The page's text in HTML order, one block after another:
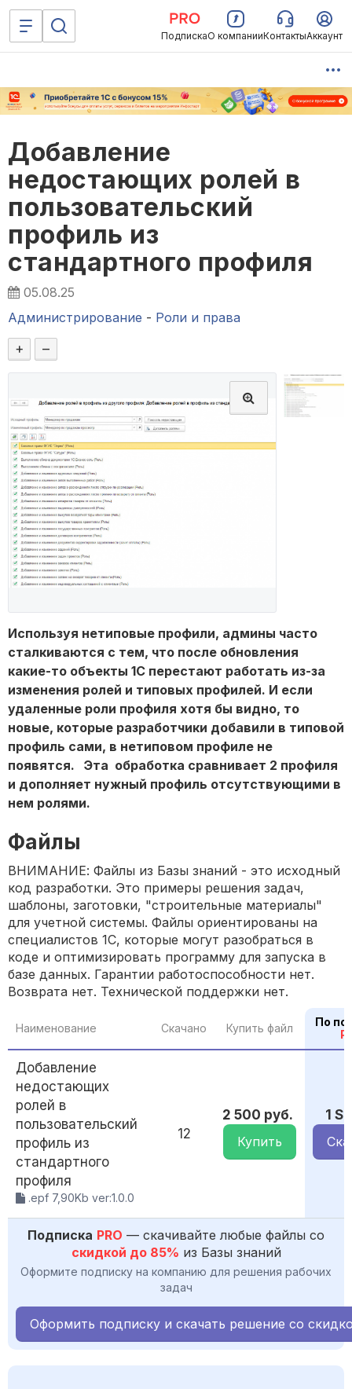
ПодпискаО компанииКонтактыАккаунт
Добавление
недостающих ролей в
пользовательский
профиль из
стандартного профиля
05.08.25
Администрирование - Роли и права
+
–
Используя нетиповые профили, админы часто
сталкиваются с тем, что после обновления
какие-то объекты 1С перестают работать из-за
изменения ролей и типовых профилей. И если
удаленные роли профиля хотя бы видно, то
новые, которые разработчики добавили в типовой
профиль сами, в нетиповом профиле не
появятся. Эта обработка сравнивает 2 профиля
и дополняет нужный профиль отсутствующими в
нем ролями.
Файлы
ВНИМАНИЕ: Файлы из Базы знаний - это исходный
код разработки. Это примеры решения задач,
шаблоны, заготовки, "строительные материалы"
для учетной системы. Файлы ориентированы на
специалистов 1С, которые могут разобраться в
коде и оптимизировать программу для запуска в
базе данных. Гарантии работоспособности нет.
Возврата нет. Технической поддержки нет.
Наименование Скачано Купить файл
По
Добавление
недостающих
ролей в
пользовательский
профиль из
стандартного
профиля
.epf 7,90Kb ver:1.0.0
12
2 500 руб.
Купить
1
Подписка PRO — скачивайте любые файлы со
скидкой до 85% из Базы знаний
Оформите подписку на компанию для решения рабочих
задач
Оформить подписку и скачать решение со